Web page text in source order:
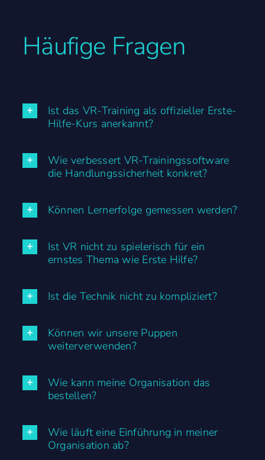
Häufige Fragen
Ist das VR-Training als offizieller Erste-
Hilfe-Kurs anerkannt?
Wie verbessert VR-Trainingssoftware
die Handlungssicherheit konkret?
Können Lernerfolge gemessen werden?
Ist VR nicht zu spielerisch für ein
ernstes Thema wie Erste Hilfe?
Ist die Technik nicht zu kompliziert?
Können wir unsere Puppen
weiterverwenden?
Wie kann meine Organisation das
bestellen?
Wie läuft eine Einführung in meiner
Organisation ab?